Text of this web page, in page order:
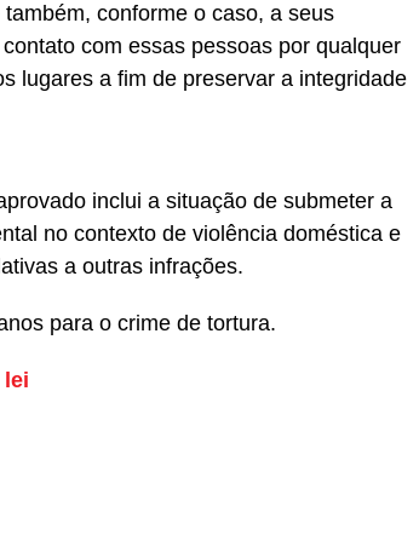
conforme o caso, a seus
com essas pessoas por qualquer
lugares a fim de preservar a integridade
inclui a situação de submeter a
no contexto de violência doméstica e
a outras infrações.
para o crime de tortura.
lei